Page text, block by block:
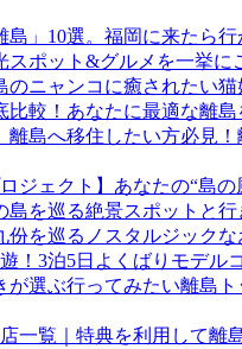
」10選。福岡に来たら行
ポット&グルメを一挙に
のニャンコに癒されたい猫
較！あなたに最適な離島
離島へ移住したい方必見
ジェクト】あなたの“島の
島を巡る絶景スポットと行
份を巡るノスタルジック
！3泊5日よくばりモデル
が選ぶ行ってみたい離島ト
一覧｜特典を利用して離